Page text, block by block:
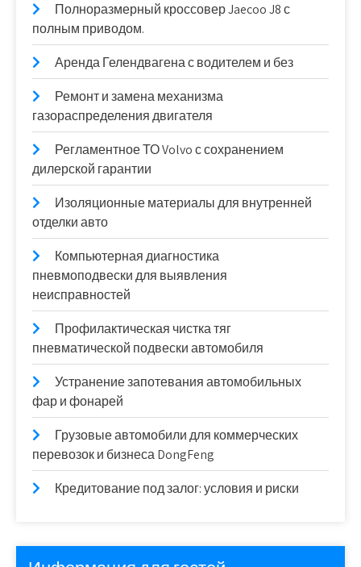
Полноразмерный кроссовер Jaecoo J8 с
полным приводом.
Аренда Гелендвагена с водителем и без
Ремонт и замена механизма
газораспределения двигателя
Регламентное ТО Volvo с сохранением
дилерской гарантии
Изоляционные материалы для внутренней
отделки авто
Компьютерная диагностика
пневмоподвески для выявления
неисправностей
Профилактическая чистка тяг
пневматической подвески автомобиля
Устранение запотевания автомобильных
фар и фонарей
Грузовые автомобили для коммерческих
перевозок и бизнеса DongFeng
Кредитование под залог: условия и риски